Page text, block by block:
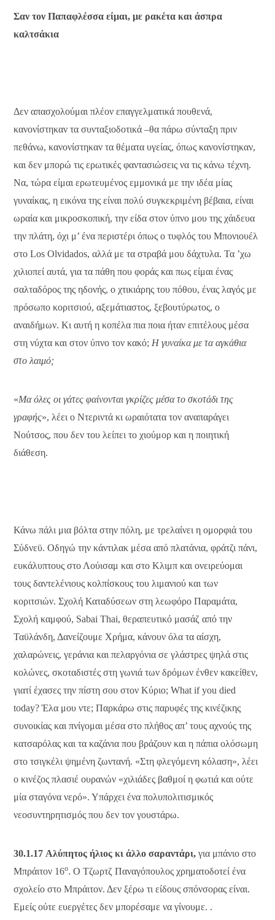
Σαν τον Παπαφλέσσα είμαι, με ρακέτα και άσπρα
καλτσάκια
Δεν απασχολούμαι πλέον επαγγελματικά πουθενά,
κανονίστηκαν τα συνταξιοδοτικά –θα πάρω σύνταξη πριν
πεθάνω, κανονίστηκαν τα θέματα υγείας, όπως κανονίστηκαν,
και δεν μπορώ τις ερωτικές φαντασιώσεις να τις κάνω τέχνη.
Να, τώρα είμαι ερωτευμένος εμμονικά με την ιδέα μίας
γυναίκας, η εικόνα της είναι πολύ συγκεκριμένη βέβαια, είναι
ωραία και μικροσκοπική, την είδα στον ύπνο μου της χάιδευα
την πλάτη, όχι μ’ ένα περιστέρι όπως ο τυφλός του Μπονιουέλ
στο Los Olvidados, αλλά με τα στραβά μου δάχτυλα. Τα ’χω
χιλιοπεί αυτά, για τα πάθη που φοράς και πως είμαι ένας
σαλταδόρος της ηδονής, ο χτικιάρης του πόθου, ένας λαγός με
πρόσωπο κοριτσιού, αξεμάτιαστος, ξεβουτύρωτος, ο
αναιδήμων. Κι αυτή η κοπέλα πια ποια ήταν επιτέλους μέσα
στη νύχτα και στον ύπνο τον κακό; Η γυναίκα με τα αγκάθια
στο λαιμό;
«Μα όλες οι γάτες φαίνονται γκρίζες μέσα το σκοτάδι της
γραφής», λέει ο Ντεριντά κι ωραιότατα τον αναπαράγει
Νούτσος, που δεν του λείπει το χιούμορ και η ποιητική
διάθεση.
Κάνω πάλι μια βόλτα στην πόλη, με τρελαίνει η ομορφιά του
Σύδνεϋ. Οδηγώ την κάντιλακ μέσα από πλατάνια, φράτζι πάνι,
ευκάλυπτους στο Λούισαμ και στο Κλιμπ και ονειρεύομαι
τους δαντελένιους κολπίσκους του λιμανιού και των
κοριτσιών. Σχολή Καταδύσεων στη λεωφόρο Παραμάτα,
Σχολή καμφού, Sabai Thai, θεραπευτικό μασάζ από την
Ταϋλάνδη, Δανείζουμε Χρήμα, κάνουν όλα τα αίσχη,
χαλαρώνεις, γεράνια και πελαργόνια σε γλάστρες ψηλά στις
κολώνες, σκοταδιστές στη γωνιά των δρόμων ένθεν κακείθεν,
γιατί έχασες την πίστη σου στον Κύριο; What if you died
today? Έλα μου ντε; Παρκάρω στις παρυφές της κινέζικης
συνοικίας και πνίγομαι μέσα στο πλήθος απ’ τους αχνούς της
κατσαρόλας και τα καζάνια που βράζουν και η πάπια ολόσωμη
στο τσιγκέλι ψημένη ζωντανή. «Στη φλεγόμενη κόλαση», λέει
ο κινέζος πλασιέ ουρανών «χιλιάδες βαθμοί η φωτιά και ούτε
μία σταγόνα νερό». Υπάρχει ένα πολυπολιτισμικός
νεοσυντηρητισμός που δεν τον γουστάρω.
30.1.17 Αλύπητος ήλιος κι άλλο σαραντάρι,για μπάνιο στο
Μπράιτον 16ο. Ο Τζωρτζ Παναγόπουλος χρηματοδοτεί ένα
σχολείο στο Μπράιτον. Δεν ξέρω τι είδους σπόνσορας είναι.
Εμείς ούτε ευεργέτες δεν μπορέσαμε να γίνουμε. .